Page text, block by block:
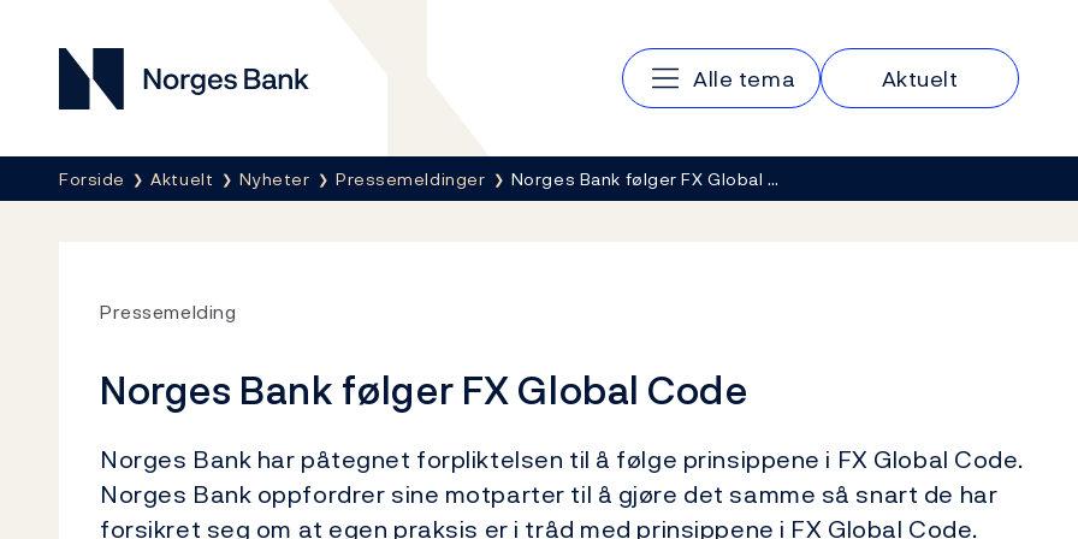
Norges Bank
Hovedmeny
Alle tema Aktuelt
Her er du nå:
Forside Aktuelt Nyheter Pressemeldinger Norges Bank følger FX Global …
Pressemelding
Norges Bank følger FX Global Code
Norges Bank har påtegnet forpliktelsen til å følge prinsippene i FX Global Code.
Norges Bank oppfordrer sine motparter til å gjøre det samme så snart de har
forsikret seg om at egen praksis er i tråd med prinsippene i FX Global Code.